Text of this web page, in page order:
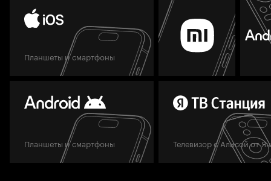
Планшеты и смартфоны
Планшеты и смартфоны Телевизор с Алисой от